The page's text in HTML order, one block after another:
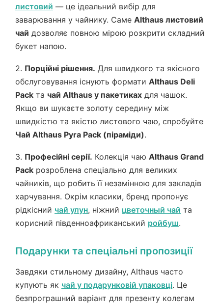
листовий — це ідеальний вибір для
заварювання у чайнику. Саме Althaus листовий
чай дозволяє повною мірою розкрити складний
букет напою.
2. Порційні рішення. Для швидкого та якісного
обслуговування існують формати Althaus Deli
Pack та чай Althaus у пакетиках для чашок.
Якщо ви шукаєте золоту середину між
швидкістю та якістю листового чаю, спробуйте
Чай Althaus Pyra Pack (піраміди).
3. Професійні серії. Колекція чаю Althaus Grand
Pack розроблена спеціально для великих
чайників, що робить її незамінною для закладів
харчування. Окрім класики, бренд пропонує
рідкісний чай улун, ніжний цветочный чай та
корисний південноафриканський ройбуш.
Подарунки та спеціальні пропозиції
Завдяки стильному дизайну, Althaus часто
купують як чай у подарунковій упаковці. Це
безпрограшний варіант для презенту колегам